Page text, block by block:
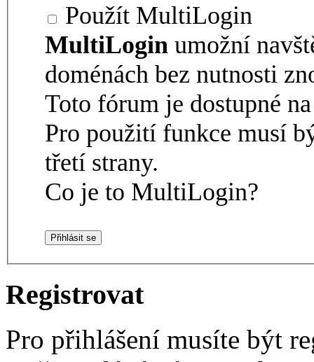
Použít MultiLogin
MultiLogin umožní
doménách bez nutnosti
Toto fórum je dostupné
Pro použití funkce musí
třetí strany.
Co je to MultiLogin?
Registrovat
Pro přihlášení musíte být